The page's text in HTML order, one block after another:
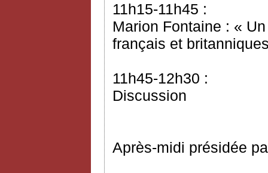
11h15-11h45 :
Marion Fontaine : «
français et
11h45-12h30 :
Discussion
Après-midi présidée